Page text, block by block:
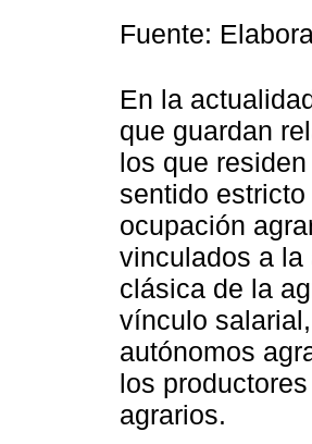
Fuente:
En la
que guardan
los que
sentido
ocupación
vinculados a la
clásica de la
vínculo
autónomos
los
agrarios.